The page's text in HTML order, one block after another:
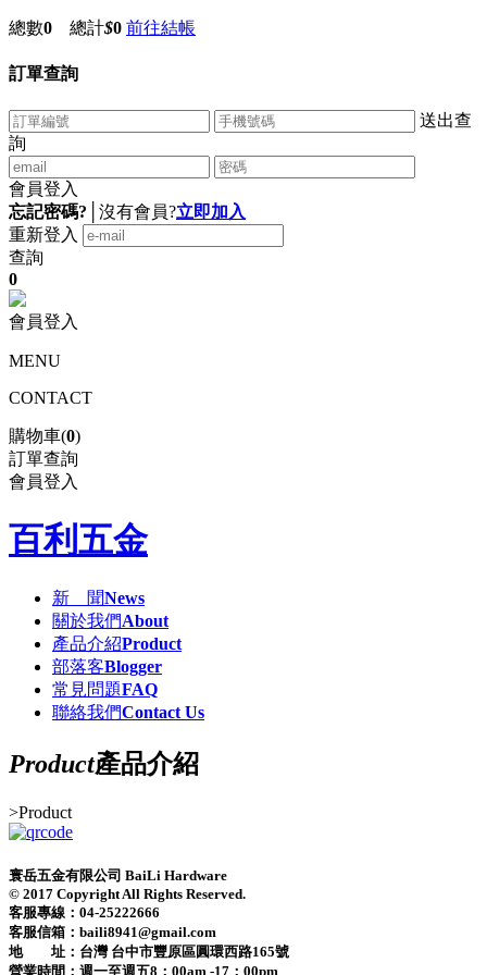
總數0 總計$0 前往結帳
訂單查詢
送出查
詢
會員登入
忘記密碼?
沒有會員?立即加入
重新登入
查詢
0
會員登入
MENU
CONTACT
購物車(0)
訂單查詢
會員登入
百利五金
新 聞News
關於我們About
產品介紹Product
部落客Blogger
常見問題FAQ
聯絡我們Contact Us
Product產品介紹
>Product
寰岳五金有限公司 BaiLi Hardware
© 2017 Copyright All Rights Reserved.
客服專線：04-25222666
客服信箱：baili8941@gmail.com
地 址：台灣 台中市豐原區圓環西路165號
營業時間： 週一至週五8：00am -17：00pm